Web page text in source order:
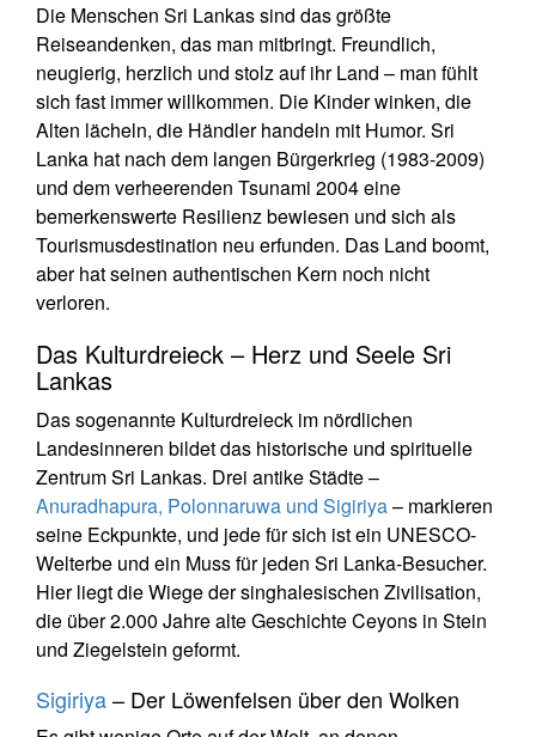
Die Menschen Sri Lankas sind das größte
Reiseandenken, das man mitbringt. Freundlich,
neugierig, herzlich und stolz auf ihr Land – man fühlt
sich fast immer willkommen. Die Kinder winken, die
Alten lächeln, die Händler handeln mit Humor. Sri
Lanka hat nach dem langen Bürgerkrieg (1983-2009)
und dem verheerenden Tsunami 2004 eine
bemerkenswerte Resilienz bewiesen und sich als
Tourismusdestination neu erfunden. Das Land boomt,
aber hat seinen authentischen Kern noch nicht
verloren.
Das Kulturdreieck – Herz und Seele Sri
Lankas
Das sogenannte Kulturdreieck im nördlichen
Landesinneren bildet das historische und spirituelle
Zentrum Sri Lankas. Drei antike Städte –
Anuradhapura, Polonnaruwa und Sigiriya– markieren
seine Eckpunkte, und jede für sich ist ein UNESCO-
Welterbe und ein Muss für jeden Sri Lanka-Besucher.
Hier liegt die Wiege der singhalesischen Zivilisation,
die über 2.000 Jahre alte Geschichte Ceyons in Stein
und Ziegelstein geformt.
Sigiriya– Der Löwenfelsen über den Wolken